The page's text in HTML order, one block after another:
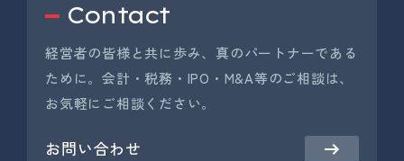
Contact
経営者の皆様と共に歩み、真のパートナーである
ために。会計・税務・IPO・M&A等のご相談は、
お気軽にご相談ください。
お問い合わせ